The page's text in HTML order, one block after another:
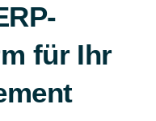
für Ihr